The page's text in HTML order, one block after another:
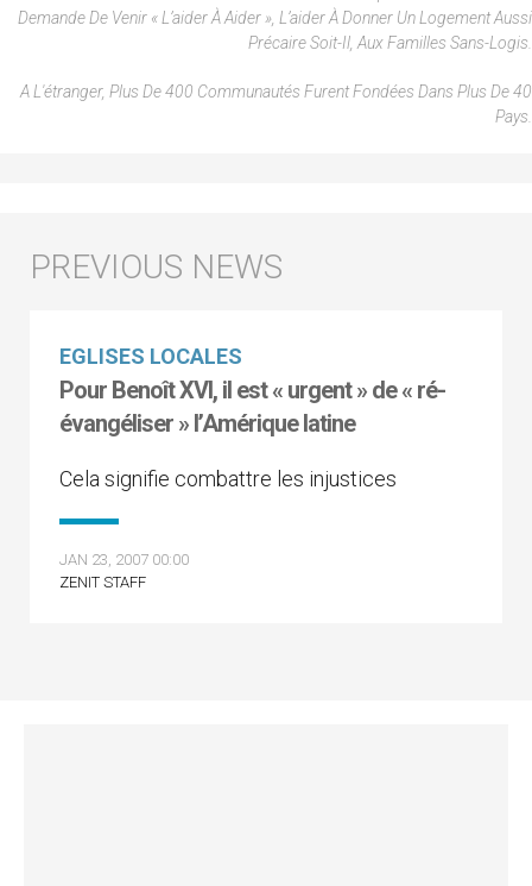
Demande De Venir « L’aider À Aider », L’aider À Donner Un Logement Aussi
Précaire Soit-Il, Aux Familles Sans-Logis.
A L'étranger, Plus De 400 Communautés Furent Fondées Dans Plus De 40
Pays.
EGLISES LOCALES
Pour Benoît XVI, il est « urgent » de « ré-
évangéliser » l’Amérique latine
Cela signifie combattre les injustices
JAN 23, 2007 00:00
ZENIT STAFF